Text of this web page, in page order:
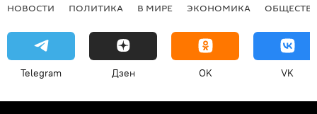
НОВОСТИ ПОЛИТИКА В МИРЕ ЭКОНОМИКА
Telegram Дзен OK VK